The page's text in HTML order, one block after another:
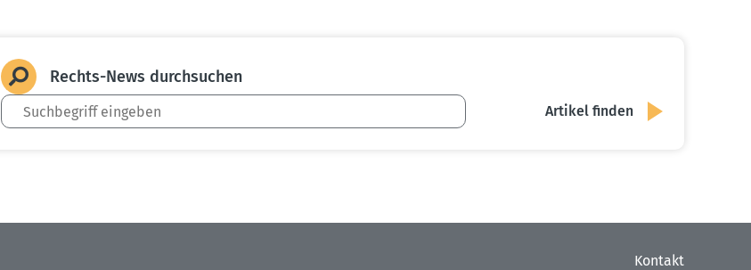
Rechts-News durch­suchen
Kontakt